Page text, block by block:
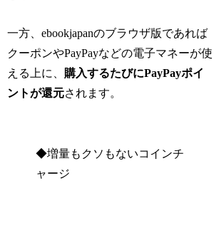
一方、ebookjapanのブラウザ版であれば
クーポンやPayPayなどの電子マネーが使
える上に、 購入するたびにPayPayポイ
ントが還元されます。
◆増量もクソもないコインチ
ャージ